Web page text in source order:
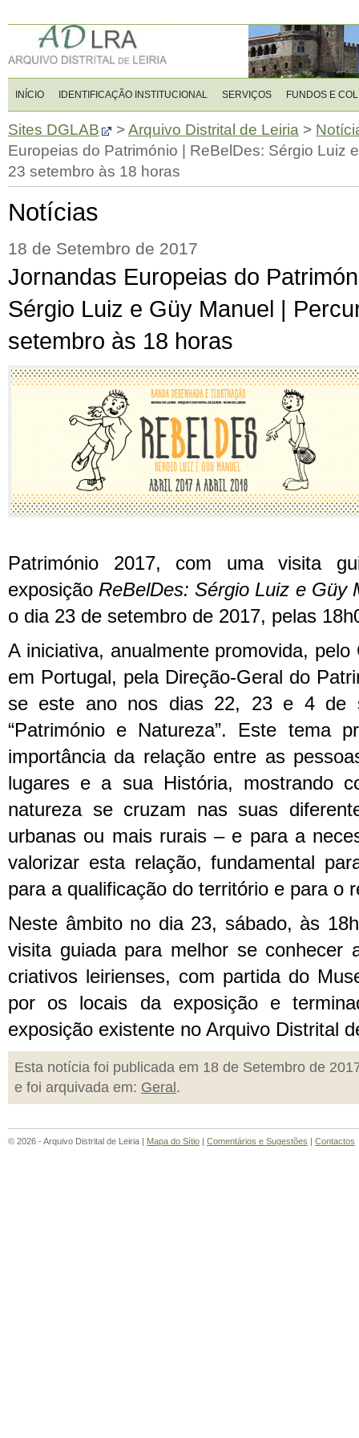
INÍCIO IDENTIFICAÇÃO INSTITUCIONAL SERVIÇOS FUNDOS E
Sites DGLAB >Arquivo Distrital de Leiria >
Europeias do Património | ReBelDes: Sérgio Luiz
23 setembro às 18 horas
Notícias
18 de Setembro de 2017
Jornandas Europeias do
Sérgio Luiz e Güy Manuel |
setembro às 18 horas
Património 2017, com uma visita
exposição ReBelDes: Sérgio Luiz e Güy
o dia 23 de setembro de 2017, pelas
A iniciativa, anualmente promovida,
em Portugal, pela Direção-Geral do
se este ano nos dias 22, 23 e 4 de
“Património e Natureza”. Este tema
importância da relação entre as
lugares e a sua História, mostrando
natureza se cruzam nas suas
urbanas ou mais rurais – e para a
valorizar esta relação, fundamental
para a qualificação do território e para o
Neste âmbito no dia 23, sábado, às
visita guiada para melhor se conhecer
criativos leirienses, com partida do
por os locais da exposição e
exposição existente no Arquivo Distrital
Esta notícia foi publicada em 18 de Setembro de
e foi arquivada em: Geral .
© 2026 - Arquivo Distrital de Leiria | Mapa do Sítio | Comentários e Sugestões | Contactos